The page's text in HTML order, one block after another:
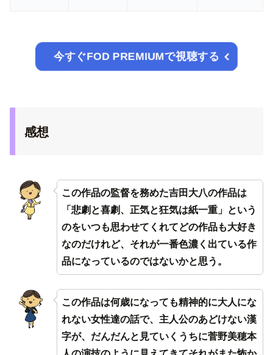
今すぐFOD PREMIUMで視聴する
感想
この作品の監督を務めた吉田大八の作品は
「悲劇と喜劇、正気と狂気は紙一重」という
のをいつも思わせてくれてどの作品も大好き
なのだけれど、それが一番色濃く出ている作
品になっているのではないかと思う。
この作品は何歳になっても精神的に大人にな
れない女性達の話で、主人公のあどけない漢
字が、だんだんと見ていくうちに菅野美穂本